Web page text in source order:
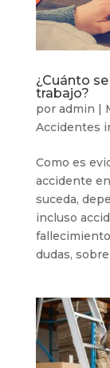
¿Cuánto
trabajo?
por admin |
Accidentes
Como es
accidente
suceda,
incluso
dudas,